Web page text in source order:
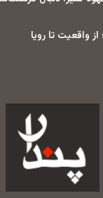
واقعیت تا رویا